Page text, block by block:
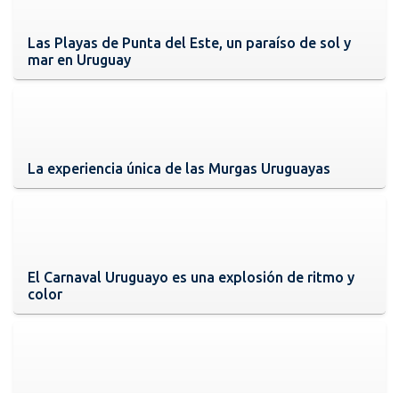
Las Playas de Punta del Este, un paraíso de sol y
mar en Uruguay
La experiencia única de las Murgas Uruguayas
El Carnaval Uruguayo es una explosión de ritmo y
color